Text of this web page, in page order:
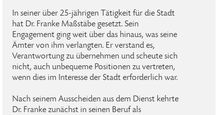
In seiner über 25-jährigen Tätigkeit für die Stadt
hat Dr. Franke Maßstäbe gesetzt. Sein
Engagement ging weit über das hinaus, was seine
Ämter von ihm verlangten. Er verstand es,
Verantwortung zu übernehmen und scheute sich
nicht, auch unbequeme Positionen zu vertreten,
wenn dies im Interesse der Stadt erforderlich war.
Nach seinem Ausscheiden aus dem Dienst kehrte
Dr. Franke zunächst in seinen Beruf als